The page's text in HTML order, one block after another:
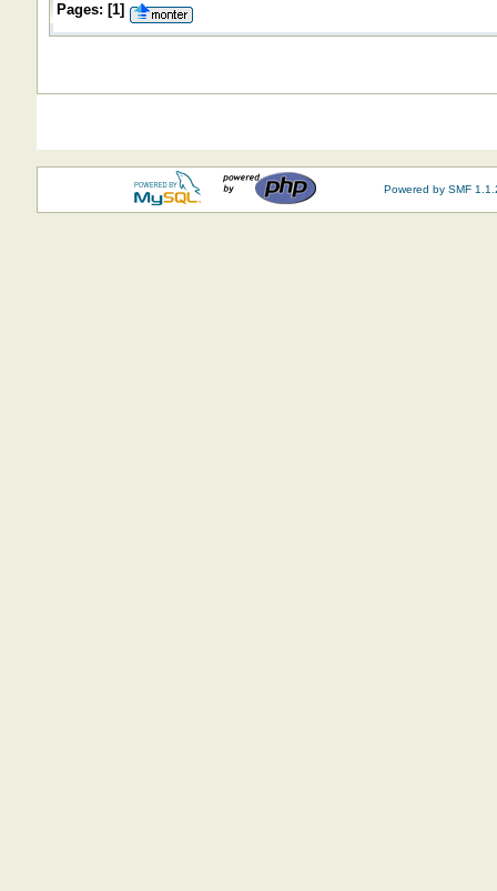
Pages: [1]
Powered by SMF